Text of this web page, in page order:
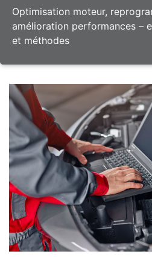
Optimisation moteur,
amélioration performances –
et méthodes